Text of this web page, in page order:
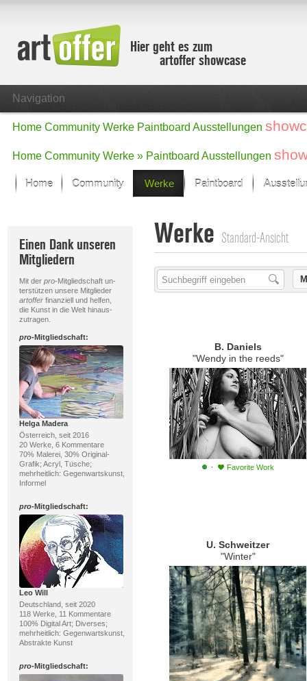
Hier geht es zum
artoffer showcase
Navigation
Home Community Werke Paintboard Ausstellungen
Home Community Werke » Paintboard Ausstellungen
Home Community Werke
Der letzte Monat im Fokus
Alle Fokus-Werke
Standard-Ansicht
Fokus-Werke
Neue Werke – Auswahl
Paintboard
Einen Dank unseren
Mitgliedern
Mit der pro-Mitgliedschaft un-
terstützen unsere Mitglieder
artofferfinanziell und helfen,
die Kunst in die Welt hinaus-
zutragen.
pro-Mitgliedschaft:
Helga Madera
Österreich, seit 2016
20 Werke, 6 Kommentare
70% Malerei, 30% Original-
Grafik; Acryl, Tusche;
mehrheitlich: Gegenwartskunst,
Informel
pro-Mitgliedschaft:
Leo Will
Deutschland, seit 2020
118 Werke, 11 Kommentare
100% Digital Art; Diverses;
mehrheitlich: Gegenwartskunst,
Abstrakte Kunst
pro-Mitgliedschaft:
Werke Standard-Ansicht
B. Daniels
"Wendy in the reeds"
· Favorite Work
U. Schweitzer
"Winter"